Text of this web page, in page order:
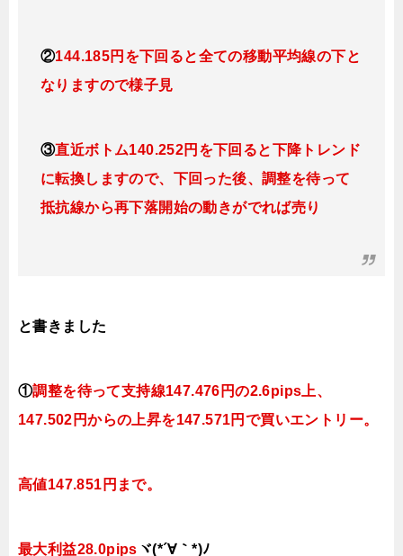
②144.185円を下回ると全ての移動平均線の下と
なりますので様子見
③直近ボトム140.252円を下回ると下降トレンド
に転換しますので、下回った後、調整を待って
抵抗線から再下落開始の動きがでれば売り
と書きました
①調整を待って支持線147.476円の2.6pips上、
147.502円からの 上昇を147.571円で買いエントリー。
高値147.851円まで。
最大利益28.0pips ヾ(*´∀｀*)ﾉ